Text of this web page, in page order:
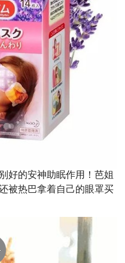
好的安神助眠作用！芭姐
被热巴拿着自己的眼罩买